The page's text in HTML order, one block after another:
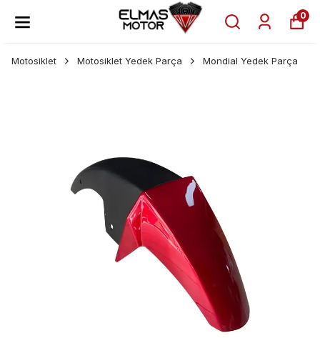
0
Motosiklet Motosiklet Yedek Parça Mondial Yedek Parça